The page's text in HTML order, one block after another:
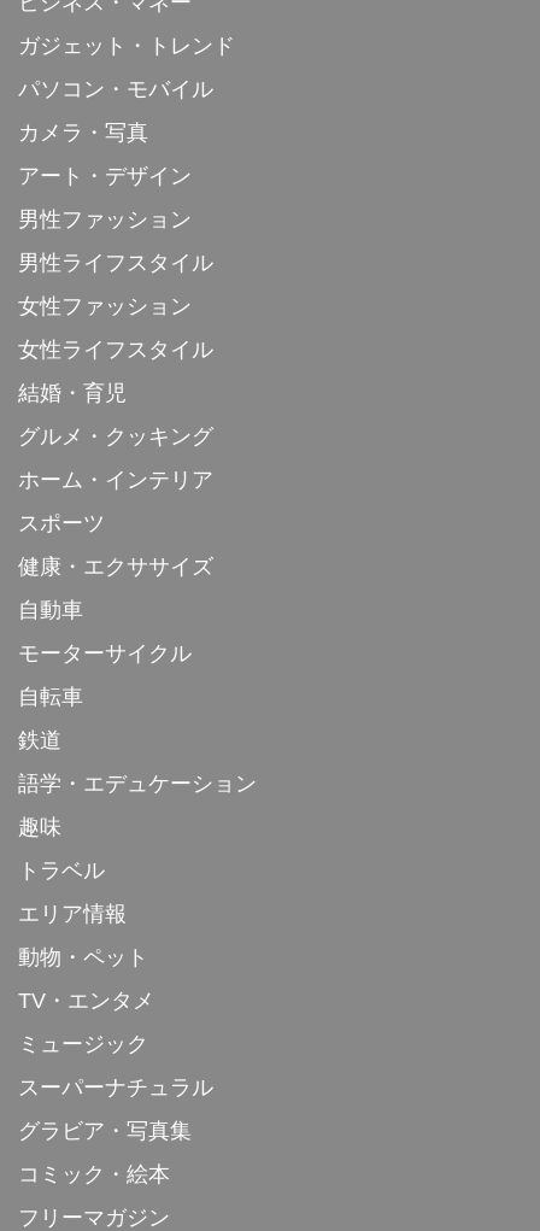
ガジェット・トレンド
パソコン・モバイル
カメラ・写真
アート・デザイン
男性ファッション
男性ライフスタイル
女性ファッション
女性ライフスタイル
結婚・育児
グルメ・クッキング
ホーム・インテリア
スポーツ
健康・エクササイズ
自動車
モーターサイクル
自転車
鉄道
語学・エデュケーション
趣味
トラベル
エリア情報
動物・ペット
TV・エンタメ
ミュージック
スーパーナチュラル
グラビア・写真集
コミック・絵本
フリーマガジン